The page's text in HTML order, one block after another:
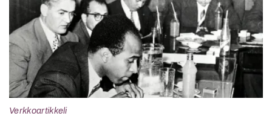
Verkkoartikkeli